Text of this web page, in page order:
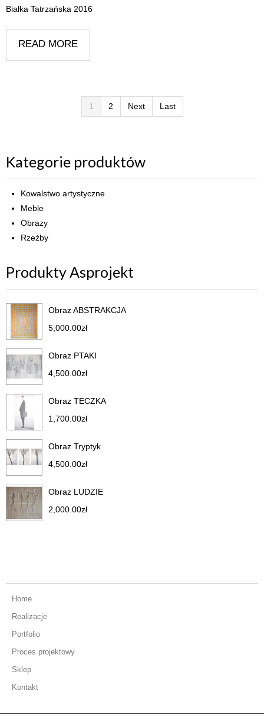
Białka Tatrzańska 2016
READ MORE
1 2 Next Last
Kategorie produktów
Kowalstwo artystyczne
Meble
Obrazy
Rzeźby
Produkty Asprojekt
Obraz ABSTRAKCJA
5,000.00zł
Obraz PTAKI
4,500.00zł
Obraz TECZKA
1,700.00zł
Obraz Tryptyk
4,500.00zł
Obraz LUDZIE
2,000.00zł
Home
Realizacje
Portfolio
Proces projektowy
Sklep
Kontakt